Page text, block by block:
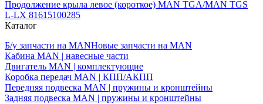
Продолжение крыла левое (короткое) MAN TGA/MAN TGS
L-LX 81615100285
Каталог
Б/у запчасти на MANНовые запчасти на MAN
Кабина MAN | навесные части
Двигатель MAN | комплектующие
Коробка передач MAN | КПП/АКПП
Передняя подвеска MAN | пружины и кронштейны
Задняя подвеска MAN | пружины и кронштейны